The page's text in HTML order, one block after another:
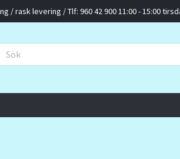
rask levering / Tlf: 960 42 900 11:00 - 15:00